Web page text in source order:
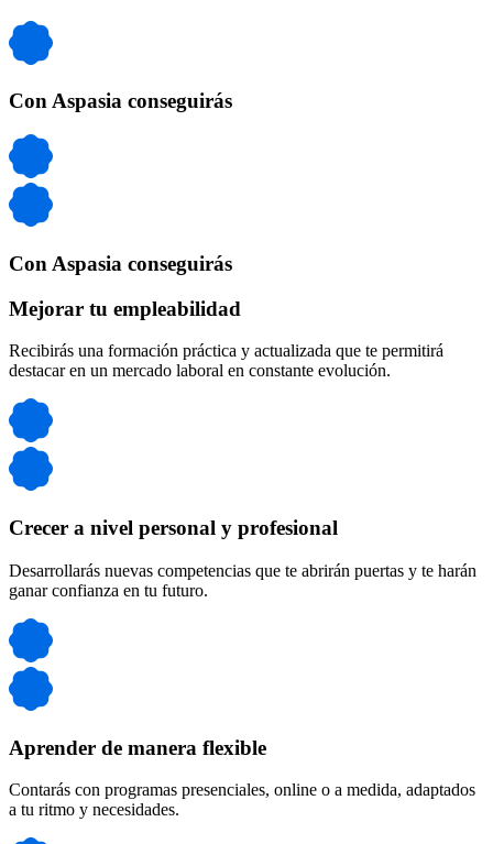
Con Aspasia conseguirás
Con Aspasia conseguirás
Mejorar tu empleabilidad
Recibirás una formación práctica y actualizada que te permitirá
destacar en un mercado laboral en constante evolución.
Crecer a nivel personal y profesional
Desarrollarás nuevas competencias que te abrirán puertas y te harán
ganar confianza en tu futuro.
Aprender de manera flexible
Contarás con programas presenciales, online o a medida, adaptados
a tu ritmo y necesidades.